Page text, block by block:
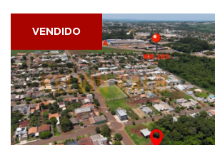
VENDIDO